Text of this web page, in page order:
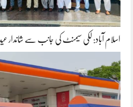
اسلام آباد: لکی سیمنٹ کی جانب سے شاندار